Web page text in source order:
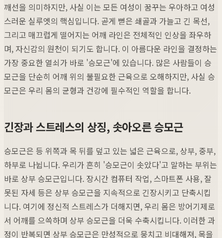
깨선을 의미하지만, 사실 이는 모든 여성이 꿈꾸는 우아하고 여성
스러운 실루엣의 핵심입니다. 곧게 뻗은 쇄골과 가늘고 긴 목선,
그리고 매끄럽게 떨어지는 어깨 라인은 전체적인 인상을 좌우하
며, 자신감의 원천이 되기도 합니다. 이 아름다운 라인을 결정하는
가장 중요한 열쇠가 바로 '승모근'에 있습니다. 많은 사람들이 승
모근을 단순히 어깨 위의 불필요한 근육으로 오해하지만, 사실 승
모근은 우리 몸의 균형과 건강에 필수적인 역할을 합니다.
긴장과 스트레스의 상징, 솟아오른 승모근
승모근은 등 위쪽과 목 뒤를 덮고 있는 넓은 근육으로, 상부, 중부,
하부로 나뉩니다. 우리가 흔히 '승모근이 솟았다'고 말하는 부위는
바로 상부 승모근입니다. 장시간 컴퓨터 작업, 스마트폰 사용, 잘
못된 자세 등은 상부 승모근을 지속적으로 긴장시키고 단축시킵
니다. 여기에 정신적 스트레스가 더해지면, 우리 몸은 방어기제로
서 어깨를 으쓱하며 상부 승모근을 더욱 수축시킵니다. 이러한 과
정이 반복되면 상부 승모근은 만성적으로 뭉치고 비대해져, 목을